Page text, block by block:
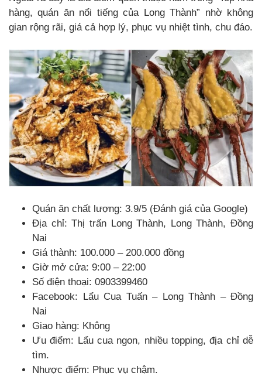
hàng, quán ăn nổi tiếng của Long Thành” nhờ không
gian rộng rãi, giá cả hợp lý, phục vụ nhiệt tình, chu đáo.
Quán ăn chất lượng: 3.9/5 (Đánh giá của Google)
Địa chỉ: Thị trấn Long Thành, Long Thành, Đồng
Nai
Giá thành: 100.000 – 200.000 đồng
Giờ mở cửa: 9:00 – 22:00
Số điện thoại: 0903399460
Facebook: Lẩu Cua Tuấn – Long Thành – Đồng
Nai
Giao hàng: Không
Ưu điểm: Lẩu cua ngon, nhiều topping, địa chỉ dễ
tìm.
Nhược điểm: Phục vụ chậm.